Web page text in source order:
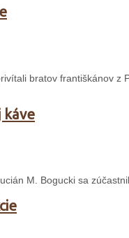
bratov františkánov
káve
M. Bogucki sa